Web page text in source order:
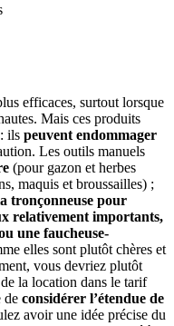
efficaces, surtout lorsque
Mais ces produits
ils peuvent endommager
Les outils manuels
(pour gazon et herbes
maquis et broussailles) ;
tronçonneuse pour
relativement importants,
une faucheuse-
elles sont plutôt chères et
vous devriez plutôt
la location dans le tarif
de considérer l’étendue de
avoir une idée précise du